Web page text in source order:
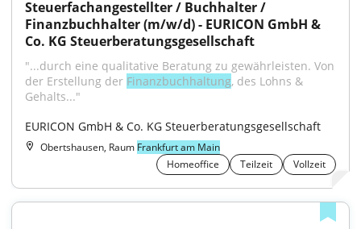
Steuerfachangestellter / Buchhalter /
Finanzbuchhalter (m/w/d) - EURICON GmbH &
Co. KG Steuerberatungsgesellschaft
"...durch eine qualitative Beratung zu gewährleisten. Von
der Erstellung der Finanzbuchhaltung, des Lohns &
Gehalts..."
EURICON GmbH & Co. KG Steuerberatungsgesellschaft
Obertshausen, Raum Frankfurt am Main
Homeoffice
Teilzeit Vollzeit